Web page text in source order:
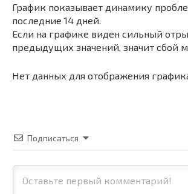
График показывает динамику
последние 14 дней.
Если на графике виден сильный
предыдущих значений, значит сбой
Нет данных для отображения
Подписаться